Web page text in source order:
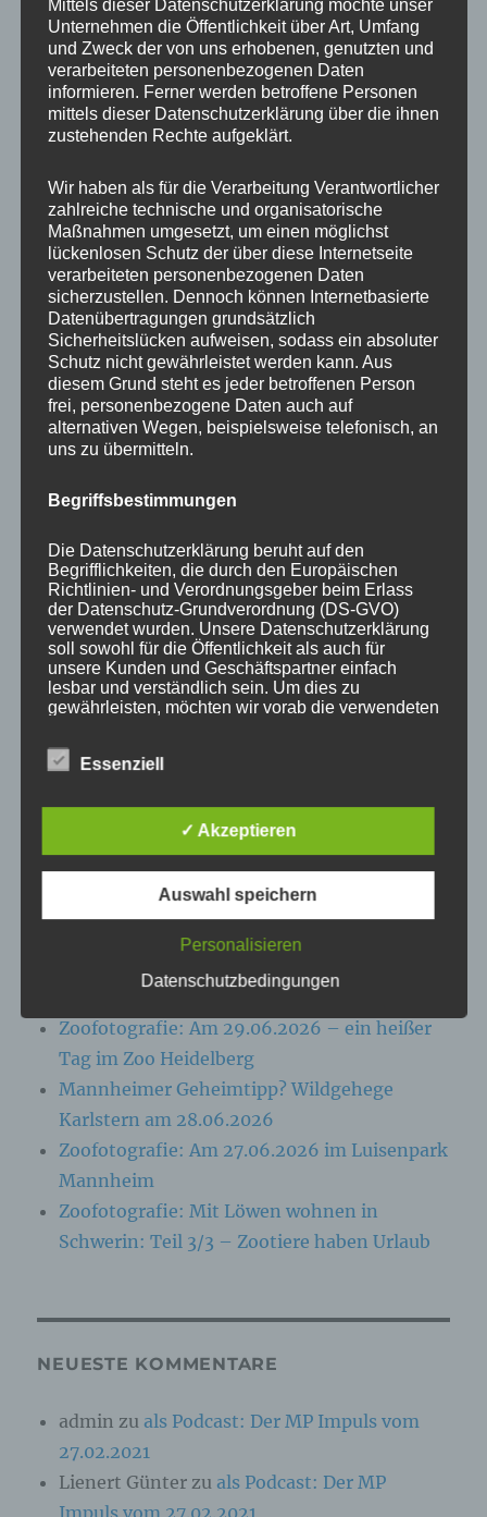
MP Mario Porten
Beratung
Training
Coaching
NEWS ABONNIEREN?
Your email:
KATEGORIEN
Aktuelle Fakten und Umfragen
Aktuelles vom MP
Allgemein
Naturfoto-Blog
Zoofotografie: Am 29.06.2026 – ein heißer
Tag im Zoo Heidelberg
Mannheimer Geheimtipp? Wildgehege
Karlstern am 28.06.2026
Zoofotografie: Am 27.06.2026 im Luisenpark
Mannheim
Zoofotografie: Mit Löwen wohnen in
Schwerin: Teil 3/3 – Zootiere haben Urlaub
NEUESTE KOMMENTARE
admin zu als Podcast: Der MP Impuls vom
27.02.2021
Lienert Günter zu als Podcast: Der MP
Mittels dieser Datenschutzerklärung möchte unser
Unternehmen die Öffentlichkeit über Art, Umfang
und Zweck der von uns erhobenen, genutzten und
verarbeiteten personenbezogenen Daten
informieren. Ferner werden betroffene Personen
mittels dieser Datenschutzerklärung über die ihnen
zustehenden Rechte aufgeklärt.
Wir haben als für die Verarbeitung Verantwortlicher
zahlreiche technische und organisatorische
Maßnahmen umgesetzt, um einen möglichst
lückenlosen Schutz der über diese Internetseite
verarbeiteten personenbezogenen Daten
sicherzustellen. Dennoch können Internetbasierte
Datenübertragungen grundsätzlich
Sicherheitslücken aufweisen, sodass ein absoluter
Schutz nicht gewährleistet werden kann. Aus
diesem Grund steht es jeder betroffenen Person
frei, personenbezogene Daten auch auf
alternativen Wegen, beispielsweise telefonisch, an
uns zu übermitteln.
Begriffsbestimmungen
Die Datenschutzerklärung beruht auf den
Begrifflichkeiten, die durch den Europäischen
Richtlinien- und Verordnungsgeber beim Erlass
der Datenschutz-Grundverordnung (DS-GVO)
verwendet wurden. Unsere Datenschutzerklärung
soll sowohl für die Öffentlichkeit als auch für
unsere Kunden und Geschäftspartner einfach
lesbar und verständlich sein. Um dies zu
gewährleisten, möchten wir vorab die verwendeten
a) personenbezogene Daten
Personenbezogene Daten sind alle
Informationen, die sich auf eine identifizierte
oder identifizierbare natürliche Person (im
identifizierbar wird eine natürliche Person
angesehen, die direkt oder indirekt,
insbesondere mittels Zuordnung zu einer
Kennung wie einem Namen, zu einer
Kennnummer, zu Standortdaten, zu einer
Online-Kennung oder zu einem oder mehreren
besonderen Merkmalen, die Ausdruck der
physischen, physiologischen, genetischen,
psychischen, wirtschaftlichen, kulturellen oder
sozialen Identität dieser natürlichen Person
sind, identifiziert werden kann.
identifizierbare natürliche Person, deren
werden.
c) Verarbeitung
Essenziell
✓ Akzeptieren
Auswahl speichern
Personalisieren
Datenschutzbedingungen